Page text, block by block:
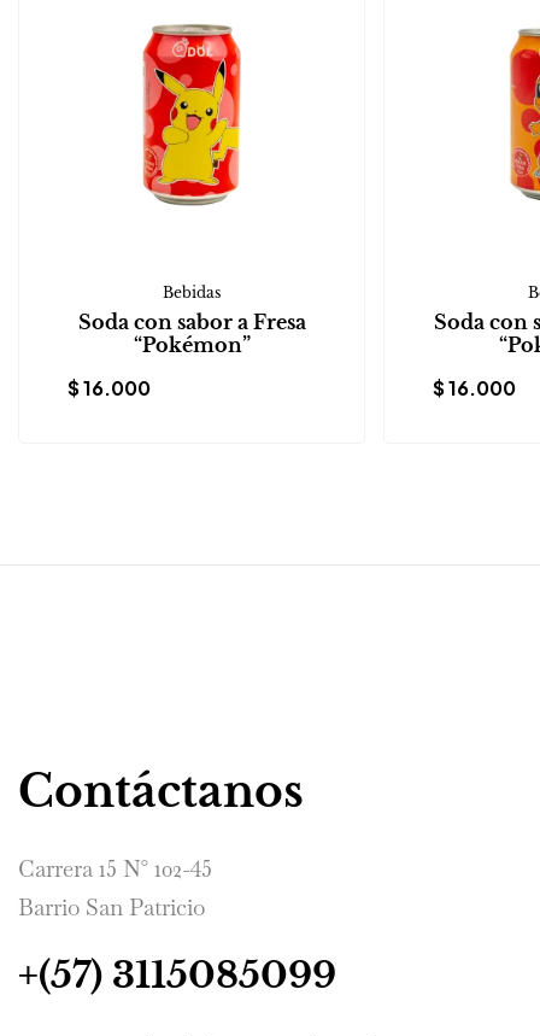
Bebidas
Soda con sabor a Fresa
“Pokémon”
$16.000
Soda con
$16.000
Contáctanos
Carrera 15 N° 102-45
Barrio San Patricio
+(57) 3115085099